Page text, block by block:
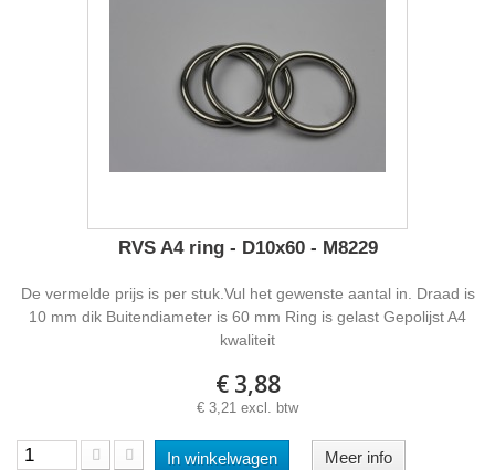
RVS A4 ring - D10x60 - M8229
De vermelde prijs is per stuk.Vul het gewenste aantal in. Draad is
10 mm dik Buitendiameter is 60 mm Ring is gelast Gepolijst A4
kwaliteit
€ 3,88
€ 3,21 excl. btw
In winkelwagen Meer info